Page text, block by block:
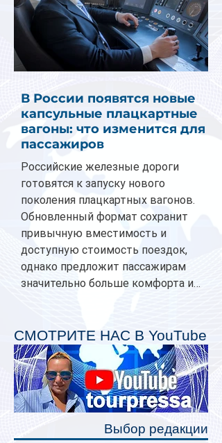
В России появятся новые
капсульные плацкартные
вагоны: что изменится для
пассажиров
Российские железные дороги
готовятся к запуску нового
поколения плацкартных вагонов.
Обновленный формат сохранит
привычную вместимость и
доступную стоимость поездок,
однако предложит пассажирам
значительно больше комфорта и
планируется начать в 2027 году.
Одним из главных нововведений
станут индивидуальные шторки у
каждого спального места. Они
позволят пассажирам закрыть свою
полку во время сна или отдыха,
СМОТРИТЕ НАС В YouTube
Выбор редакции